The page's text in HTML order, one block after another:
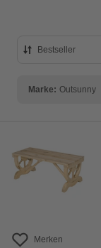
Bestseller
Bewertung
Marke: Outsunny
Merken